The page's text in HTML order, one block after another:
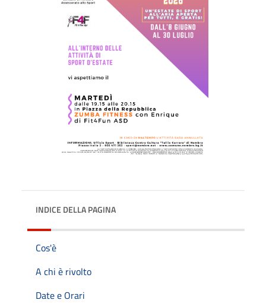
INDICE DELLA PAGINA
Cos'è
A chi è rivolto
Date e Orari